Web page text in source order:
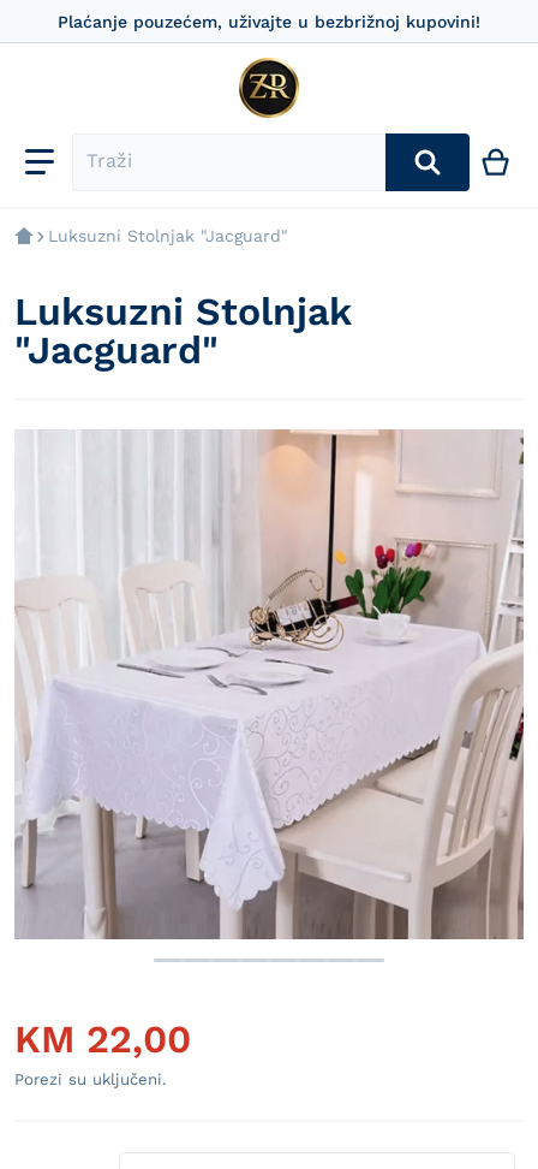
Plaćanje pouzećem, uživajte u bezbrižnoj kupovini!
Luksuzni Stolnjak "Jacguard"
Otvori medij 1 u prikazu
Luksuzni Stolnjak
"Jacguard"
KM 22,00
Porezi su uključeni.